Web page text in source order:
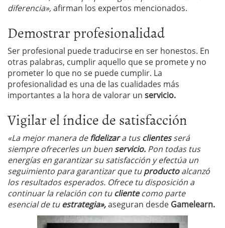
diferencia»,afirman los expertos mencionados.
Demostrar profesionalidad
Ser profesional puede traducirse en ser honestos. En
otras palabras, cumplir aquello que se promete y no
prometer lo que no se puede cumplir. La
profesionalidad es una de las cualidades más
importantes a la hora de valorar un servicio.
Vigilar el índice de satisfacción
«La mejor manera defidelizara tusclientesserá
siempre ofrecerles un buen servicio. Pon todas tus
energías en garantizar su satisfacción y efectúa un
seguimiento para garantizar que tuproductoalcanzó
los resultados esperados. Ofrece tu disposición a
continuar la relación con tuclientecomo parte
esencial de tuestrategia»,aseguran desde Gamelearn.